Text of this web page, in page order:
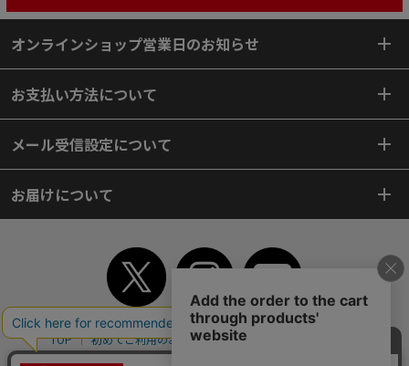
オンラインショップ営業日のお知らせ
お支払い方法について
メール受信設定について
お届けについて
TOP 初めてご利用のお客様へ ご利用案内
個人情報保護方針